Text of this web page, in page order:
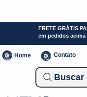
FRETE GRÁTIS
em pedidos acima
Home Contato
Buscar